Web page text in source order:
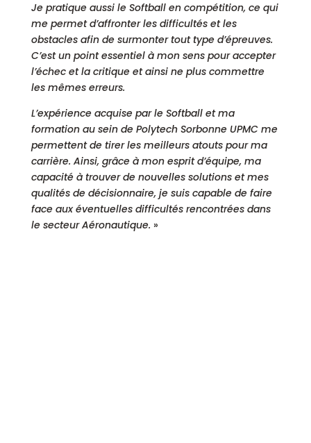
Je pratique aussi le Softball en compétition, ce qui
me permet d’affronter les difficultés et les
obstacles afin de surmonter tout type d’épreuves.
C’est un point essentiel à mon sens pour accepter
l’échec et la critique et ainsi ne plus commettre
les mêmes erreurs.
L’expérience acquise par le Softball et ma
formation au sein de Polytech Sorbonne UPMC me
permettent de tirer les meilleurs atouts pour ma
carrière. Ainsi, grâce à mon esprit d’équipe, ma
capacité à trouver de nouvelles solutions et mes
qualités de décisionnaire, je suis capable de faire
face aux éventuelles difficultés rencontrées dans
le secteur Aéronautique. »